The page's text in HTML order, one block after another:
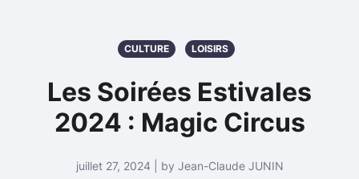
CULTURE LOISIRS
Les Soirées Estivales
2024 : Magic Circus
juillet 27, 2024 | by Jean-Claude JUNIN